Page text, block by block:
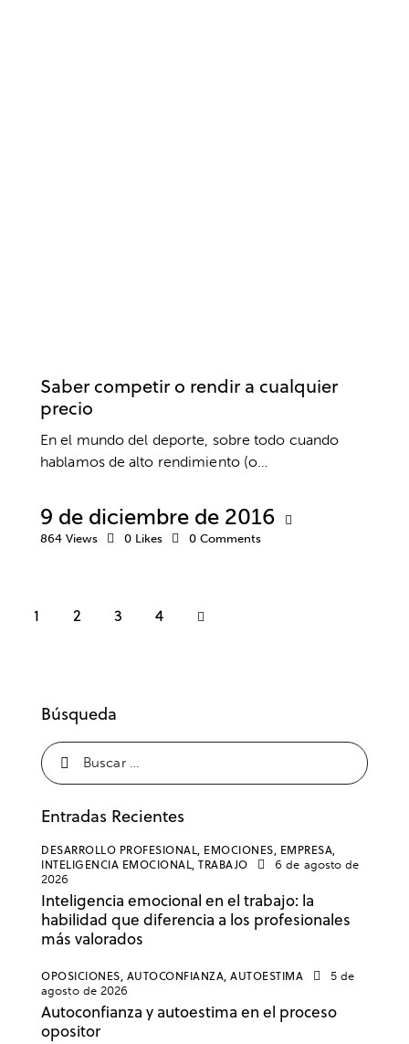
Saber competir o rendir a cualquier
precio
En el mundo del deporte, sobre todo cuando
hablamos de alto rendimiento (o…
9 de diciembre de 2016
864 Views 0 Likes 0 Comments
1 2 3 4
Búsqueda
Entradas Recientes
DESARROLLO PROFESIONAL, EMOCIONES, EMPRESA,
INTELIGENCIA EMOCIONAL, TRABAJO
6 de agosto de
2026
Inteligencia emocional en el trabajo: la
habilidad que diferencia a los profesionales
más valorados
OPOSICIONES, AUTOCONFIANZA, AUTOESTIMA
5 de
agosto de 2026
Autoconfianza y autoestima en el proceso
opositor